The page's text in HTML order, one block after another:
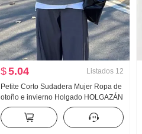
$5.04 Listados 12
Petite Corto Sudadera Mujer Ropa de
otoño e invierno Holgado HOLGAZÁN
Viento Manga Larga CUELLO
REDONDO Top